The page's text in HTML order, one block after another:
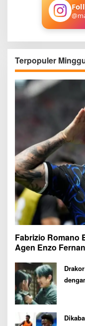
Terpopuler
Fabrizio Romano
Agen Enzo